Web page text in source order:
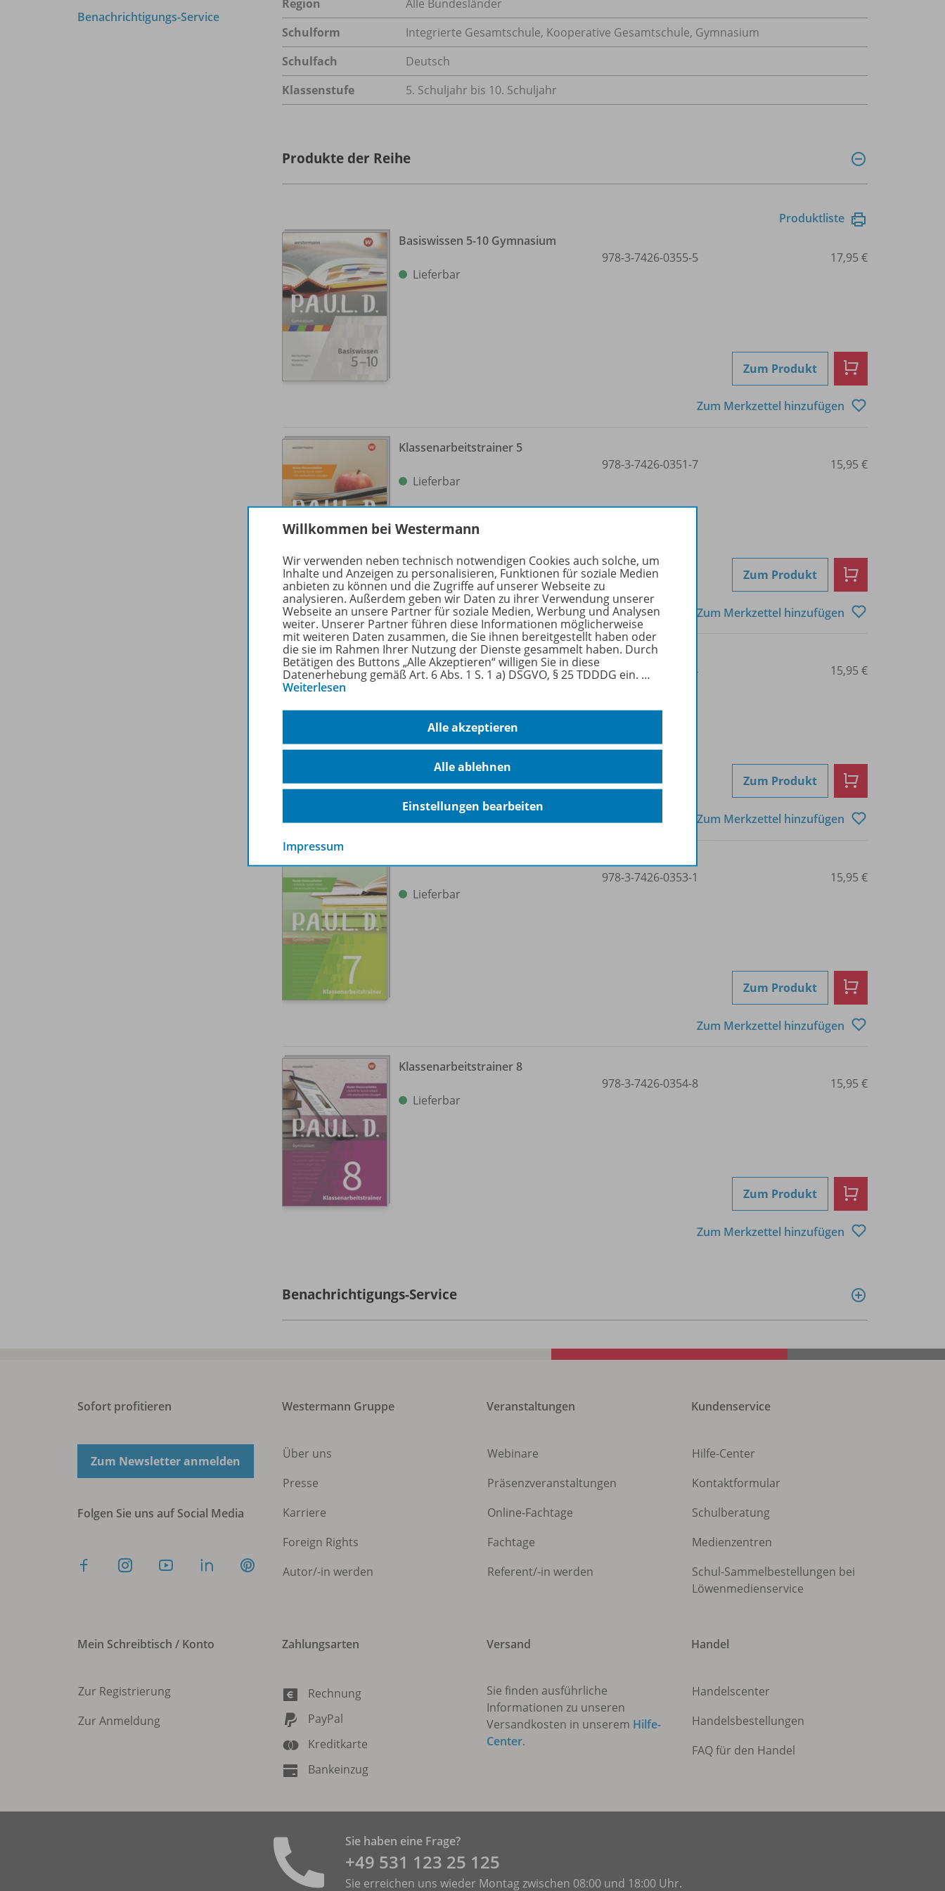
Benachrichtigungs-Service
Region
Alle Bundesländer
Schulform
Integrierte Gesamtschule, Kooperative Gesamtschule, Gymnasium
Schulfach
Deutsch
Klassenstufe
5. Schuljahr bis 10. Schuljahr
Produkte der Reihe
Produktliste
Basiswissen 5-10 Gymnasium
Lieferbar
978-3-7426-0355-5 17,95 €
Zum Produkt
Zum Merkzettel hinzufügen
Klassenarbeitstrainer 5
Lieferbar
978-3-7426-0351-7 15,95 €
Zum Produkt
Zum Merkzettel hinzufügen
Klassenarbeitstrainer 6
978-3-7426-0352-4 15,95 €
Zum Produkt
Zum Merkzettel hinzufügen
Lieferbar
978-3-7426-0353-1 15,95 €
Zum Produkt
Zum Merkzettel hinzufügen
Klassenarbeitstrainer 8
Lieferbar
978-3-7426-0354-8 15,95 €
Zum Produkt
Zum Merkzettel hinzufügen
Benachrichtigungs-Service
Sofort profitieren
Zum Newsletter anmelden
Folgen Sie uns auf Social Media
Westermann Gruppe
Über uns
Presse
Karriere
Foreign Rights
Autor/-in werden
Veranstaltungen
Webinare
Präsenzveranstaltungen
Online-Fachtage
Fachtage
Referent/-in werden
Kundenservice
Hilfe-Center
Kontaktformular
Schulberatung
Medienzentren
Schul-Sammelbestellungen bei
Löwenmedienservice
Mein Schreibtisch / Konto
Zur Registrierung
Zur Anmeldung
Zahlungsarten
Rechnung
PayPal
Kreditkarte
Bankeinzug
Versand
Sie finden ausführliche
Informationen zu unseren
Versandkosten in unserem Hilfe-
Center.
Handel
Handelscenter
Handelsbestellungen
FAQ für den Handel
Sie haben eine Frage?
+49 531 ­123 25 125
Sie erreichen uns wieder Montag zwischen 08:00 und 18:00 Uhr.
Willkommen bei Westermann
Wir verwenden neben technisch notwendigen Cookies auch solche, um
Inhalte und Anzeigen zu personalisieren, Funktionen für soziale Medien
anbieten zu können und die Zugriffe auf unserer Webseite zu
analysieren. Außerdem geben wir Daten zu ihrer Verwendung unserer
Webseite an unsere Partner für soziale Medien, Werbung und Analysen
weiter. Unserer Partner führen diese Informationen möglicherweise
mit weiteren Daten zusammen, die Sie ihnen bereitgestellt haben oder
die sie im Rahmen Ihrer Nutzung der Dienste gesammelt haben. Durch
Betätigen des Buttons „Alle Akzeptieren“ willigen Sie in diese
Datenerhebung gemäß Art. 6 Abs. 1 S. 1 a) DSGVO, § 25 TDDDG ein. …
Weiterlesen
Alle akzeptieren
Alle ablehnen
Einstellungen bearbeiten
Impressum